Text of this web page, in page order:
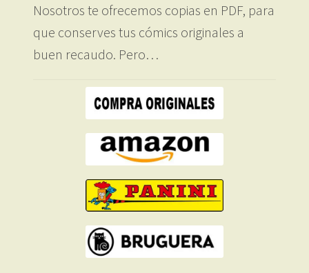
Nosotros te ofrecemos copias en PDF, para
que conserves tus cómics originales a
buen recaudo. Pero…